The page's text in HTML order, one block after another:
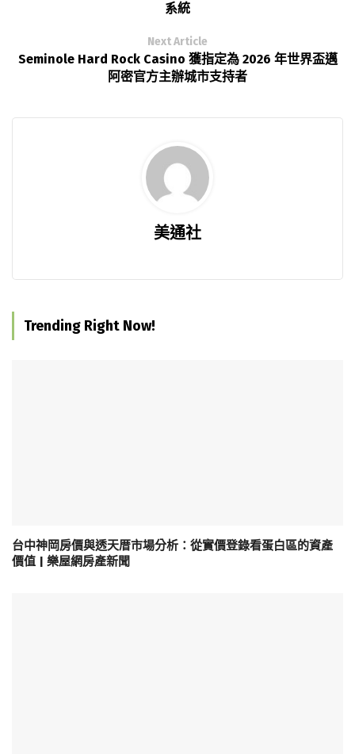
系統
Next Article
Seminole Hard Rock Casino 獲指定為 2026 年世界盃邁
阿密官方主辦城市支持者
美通社
Trending Right Now!
台中神岡房價與透天厝市場分析：從實價登錄看蛋白區的資產
價值 | 樂屋網房產新聞